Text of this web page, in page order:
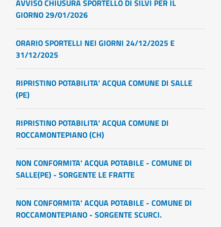
AVVISO CHIUSURA SPORTELLO DI SILVI PER IL
GIORNO 29/01/2026
ORARIO SPORTELLI NEI GIORNI 24/12/2025 E
31/12/2025
RIPRISTINO POTABILITA' ACQUA COMUNE DI SALLE
(PE)
RIPRISTINO POTABILITA' ACQUA COMUNE DI
ROCCAMONTEPIANO (CH)
NON CONFORMITA' ACQUA POTABILE - COMUNE DI
SALLE(PE) - SORGENTE LE FRATTE
NON CONFORMITA' ACQUA POTABILE - COMUNE DI
ROCCAMONTEPIANO - SORGENTE SCURCI.